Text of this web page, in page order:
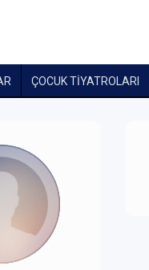
ÇOCUK TIYATROLARI